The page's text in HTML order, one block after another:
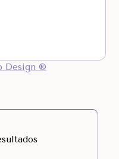
Design ®